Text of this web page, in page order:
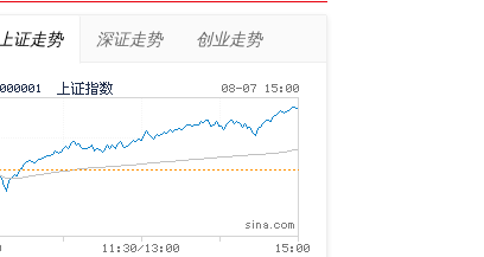
上证走势 深证走势 创业走势